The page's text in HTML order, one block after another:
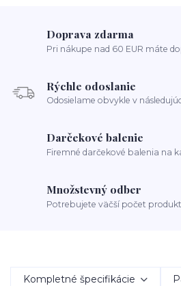
Doprava zdarma
Pri nákupe nad 60 EUR máte
Rýchle odoslanie
Odosielame obvykle v
Darčekové balenie
Firemné darčekové balenia na
Množstevný odber
Potrebujete väčší počet
Kompletné špecifikácie